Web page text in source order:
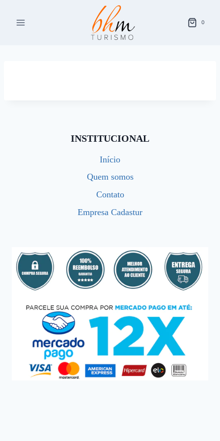
para
0
INSTITUCIONAL
Início
Quem somos
Contato
Empresa Cadastur